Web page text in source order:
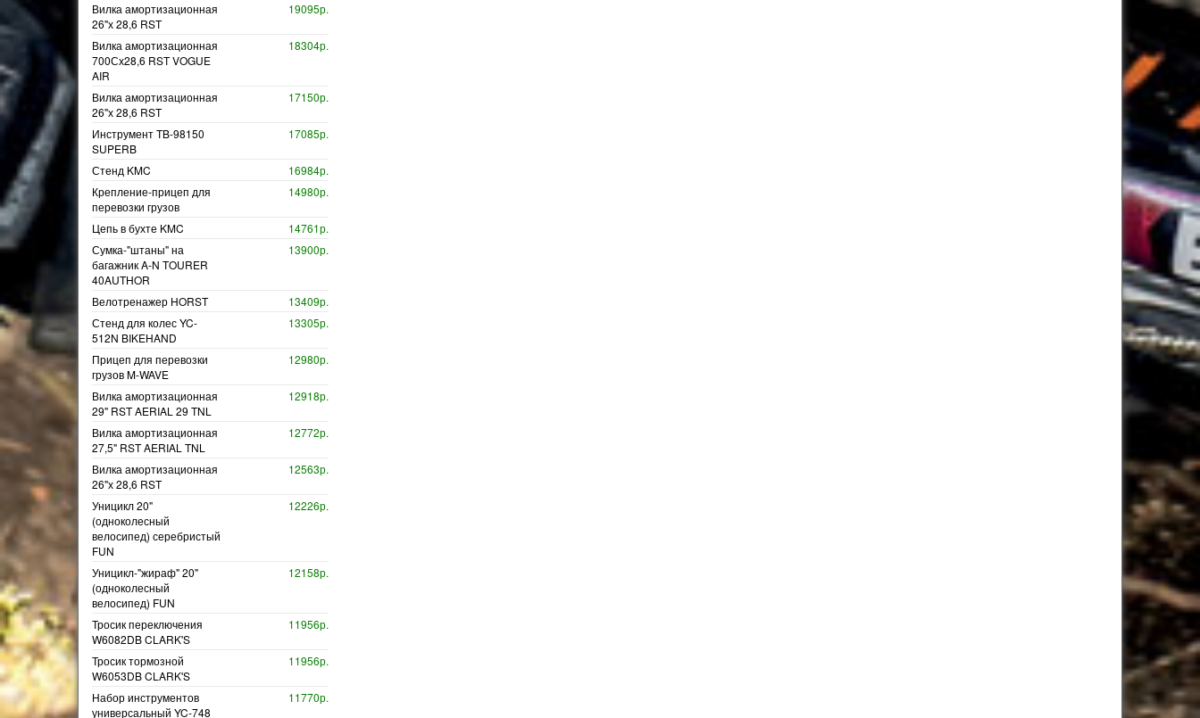
Вилка амортизационная
26"х 28,6 RST
19095р.
Вилка амортизационная
700Сх28,6 RST VOGUE
AIR
18304р.
Вилка амортизационная
26"х 28,6 RST
17150р.
Инструмент TB-98150
SUPERB
17085р.
Стенд KMC
16984р.
Крепление-прицеп для
перевозки грузов
14980р.
Цепь в бухте KMC
14761р.
Сумка-"штаны" на
багажник A-N TOURER
40AUTHOR
13900р.
Велотренажер HORST
13409р.
Стенд для колес YC-
512N BIKEHAND
13305р.
Прицеп для перевозки
грузов M-WAVE
12980р.
Вилка амортизационная
29" RST AERIAL 29 TNL
12918р.
Вилка амортизационная
27,5" RST AERIAL TNL
12772р.
Вилка амортизационная
26"х 28,6 RST
12563р.
Уницикл 20"
(одноколесный
велосипед) серебристый
FUN
12226р.
Уницикл-"жираф" 20"
(одноколесный
велосипед) FUN
12158р.
Тросик переключения
W6082DB CLARK'S
11956р.
Тросик тормозной
W6053DB CLARK'S
11956р.
Набор инструментов
универсальный YC-748
11770р.